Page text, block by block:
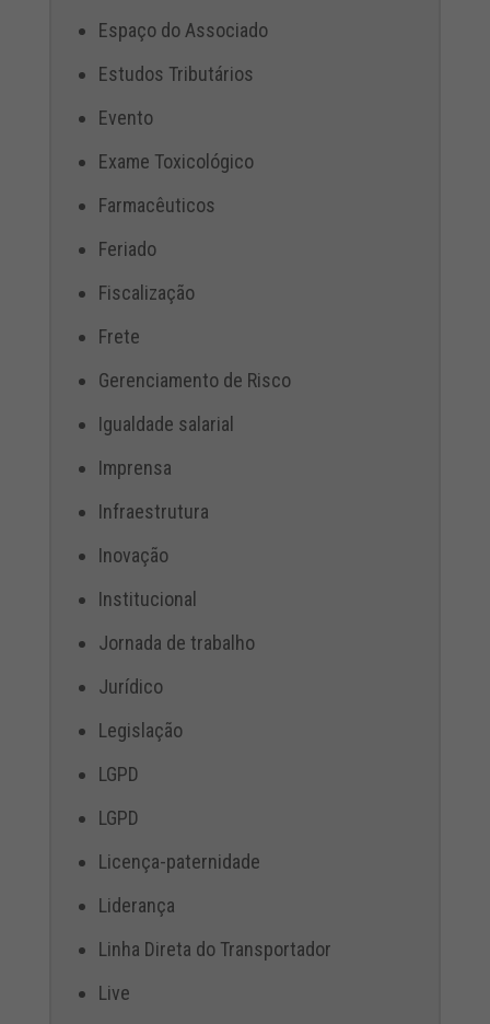
Espaço do Associado
Estudos Tributários
Evento
Exame Toxicológico
Farmacêuticos
Feriado
Fiscalização
Frete
Gerenciamento de Risco
Igualdade salarial
Imprensa
Infraestrutura
Inovação
Institucional
Jornada de trabalho
Jurídico
Legislação
LGPD
LGPD
Licença-paternidade
Liderança
Linha Direta do Transportador
Live